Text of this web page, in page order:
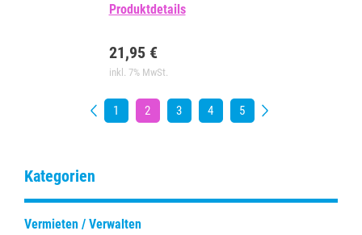
Produktdetails
21,95 €
inkl. 7% MwSt.
‹ 1 2 3 4 5 ›
Kategorien
Vermieten / Verwalten